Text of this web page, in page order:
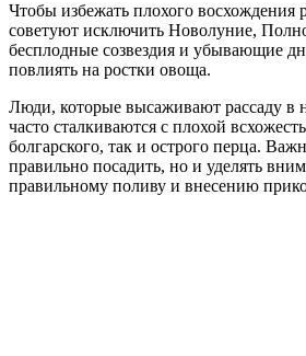
Чтобы избежать плохого восхождения
советуют исключить Новолуние,
бесплодные созвездия и убывающие
повлиять на ростки овоща.
Люди, которые высаживают рассаду в
часто сталкиваются с плохой
болгарского, так и острого перца.
правильно посадить, но и уделять
правильному поливу и внесению